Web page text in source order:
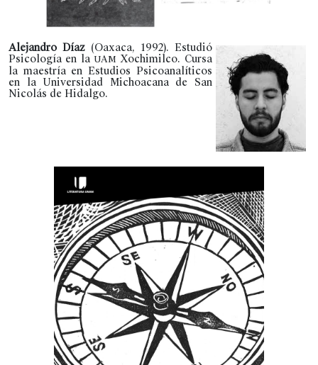
Alejandro Díaz(Oaxaca, 1992). Estudió
Psicología en laUAM Xochimilco. Cursa
la maestría en Estudios Psicoanalíticos
en la Universidad Michoacana de San
Nicolás de Hidalgo.